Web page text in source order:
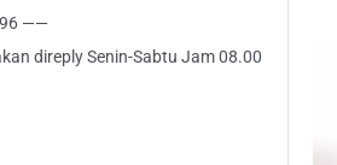
——
direply Senin-Sabtu Jam 08.00